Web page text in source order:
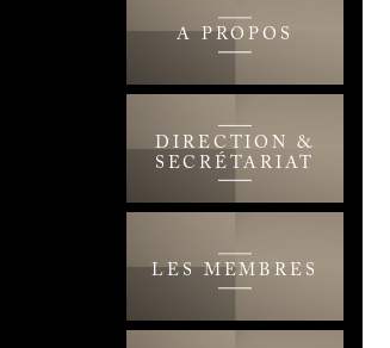
A PROPOS
DIRECTION &
SECRÉTARIAT
LES MEMBRES